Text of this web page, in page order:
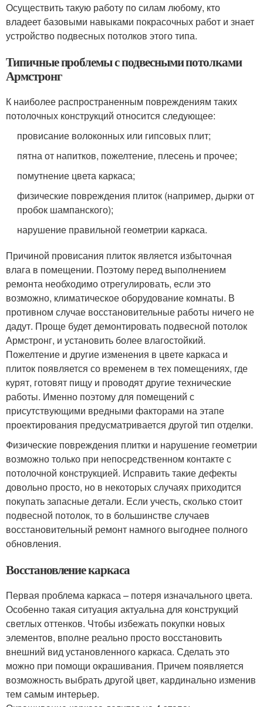
Осуществить такую работу по силам любому, кто
владеет базовыми навыками покрасочных работ и знает
устройство подвесных потолков этого типа.
Типичные проблемы с подвесными потолками
Армстронг
К наиболее распространенным повреждениям таких
потолочных конструкций относится следующее:
провисание волоконных или гипсовых плит;
пятна от напитков, пожелтение, плесень и прочее;
помутнение цвета каркаса;
физические повреждения плиток (например, дырки от
пробок шампанского);
нарушение правильной геометрии каркаса.
Причиной провисания плиток является избыточная
влага в помещении. Поэтому перед выполнением
ремонта необходимо отрегулировать, если это
возможно, климатическое оборудование комнаты. В
противном случае восстановительные работы ничего не
дадут. Проще будет демонтировать подвесной потолок
Армстронг, и установить более влагостойкий.
Пожелтение и другие изменения в цвете каркаса и
плиток появляется со временем в тех помещениях, где
курят, готовят пищу и проводят другие технические
работы. Именно поэтому для помещений с
присутствующими вредными факторами на этапе
проектирования предусматривается другой тип отделки.
Физические повреждения плитки и нарушение геометрии
возможно только при непосредственном контакте с
потолочной конструкцией. Исправить такие дефекты
довольно просто, но в некоторых случаях приходится
покупать запасные детали. Если учесть, сколько стоит
подвесной потолок, то в большинстве случаев
восстановительный ремонт намного выгоднее полного
обновления.
Восстановление каркаса
Первая проблема каркаса – потеря изначального цвета.
Особенно такая ситуация актуальна для конструкций
светлых оттенков. Чтобы избежать покупки новых
элементов, вполне реально просто восстановить
внешний вид установленного каркаса. Сделать это
можно при помощи окрашивания. Причем появляется
возможность выбрать другой цвет, кардинально изменив
тем самым интерьер.